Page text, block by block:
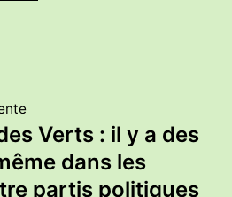
Verts : il y a des
dans les
partis politiques